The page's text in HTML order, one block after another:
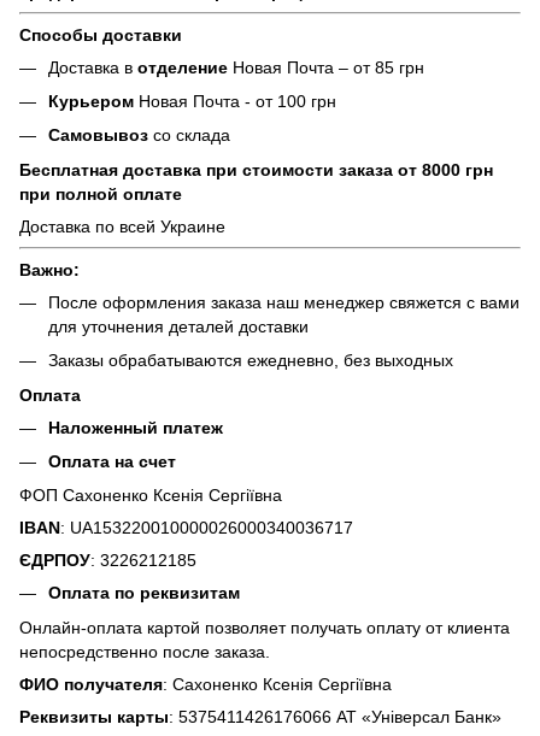
Способы доставки
Доставка в отделение Новая Почта – от 85 грн
Курьером Новая Почта - от 100 грн
Самовывоз со склада
Бесплатная доставка при стоимости заказа от 8000 грн
при полной оплате
Доставка по всей Украине
Важно:
После оформления заказа наш менеджер свяжется с вами
для уточнения деталей доставки
Заказы обрабатываются ежедневно, без выходных
Оплата
Наложенный платеж
Оплата на счет
ФОП Сахоненко Ксенія Сергіївна
IBAN: UA153220010000026000340036717
ЄДРПОУ: 3226212185
Оплата по реквизитам
Онлайн-оплата картой позволяет получать оплату от клиента
непосредственно после заказа.
ФИО получателя: Сахоненко Ксенія Сергіївна
Реквизиты карты: 5375411426176066 АТ «Універсал Банк»